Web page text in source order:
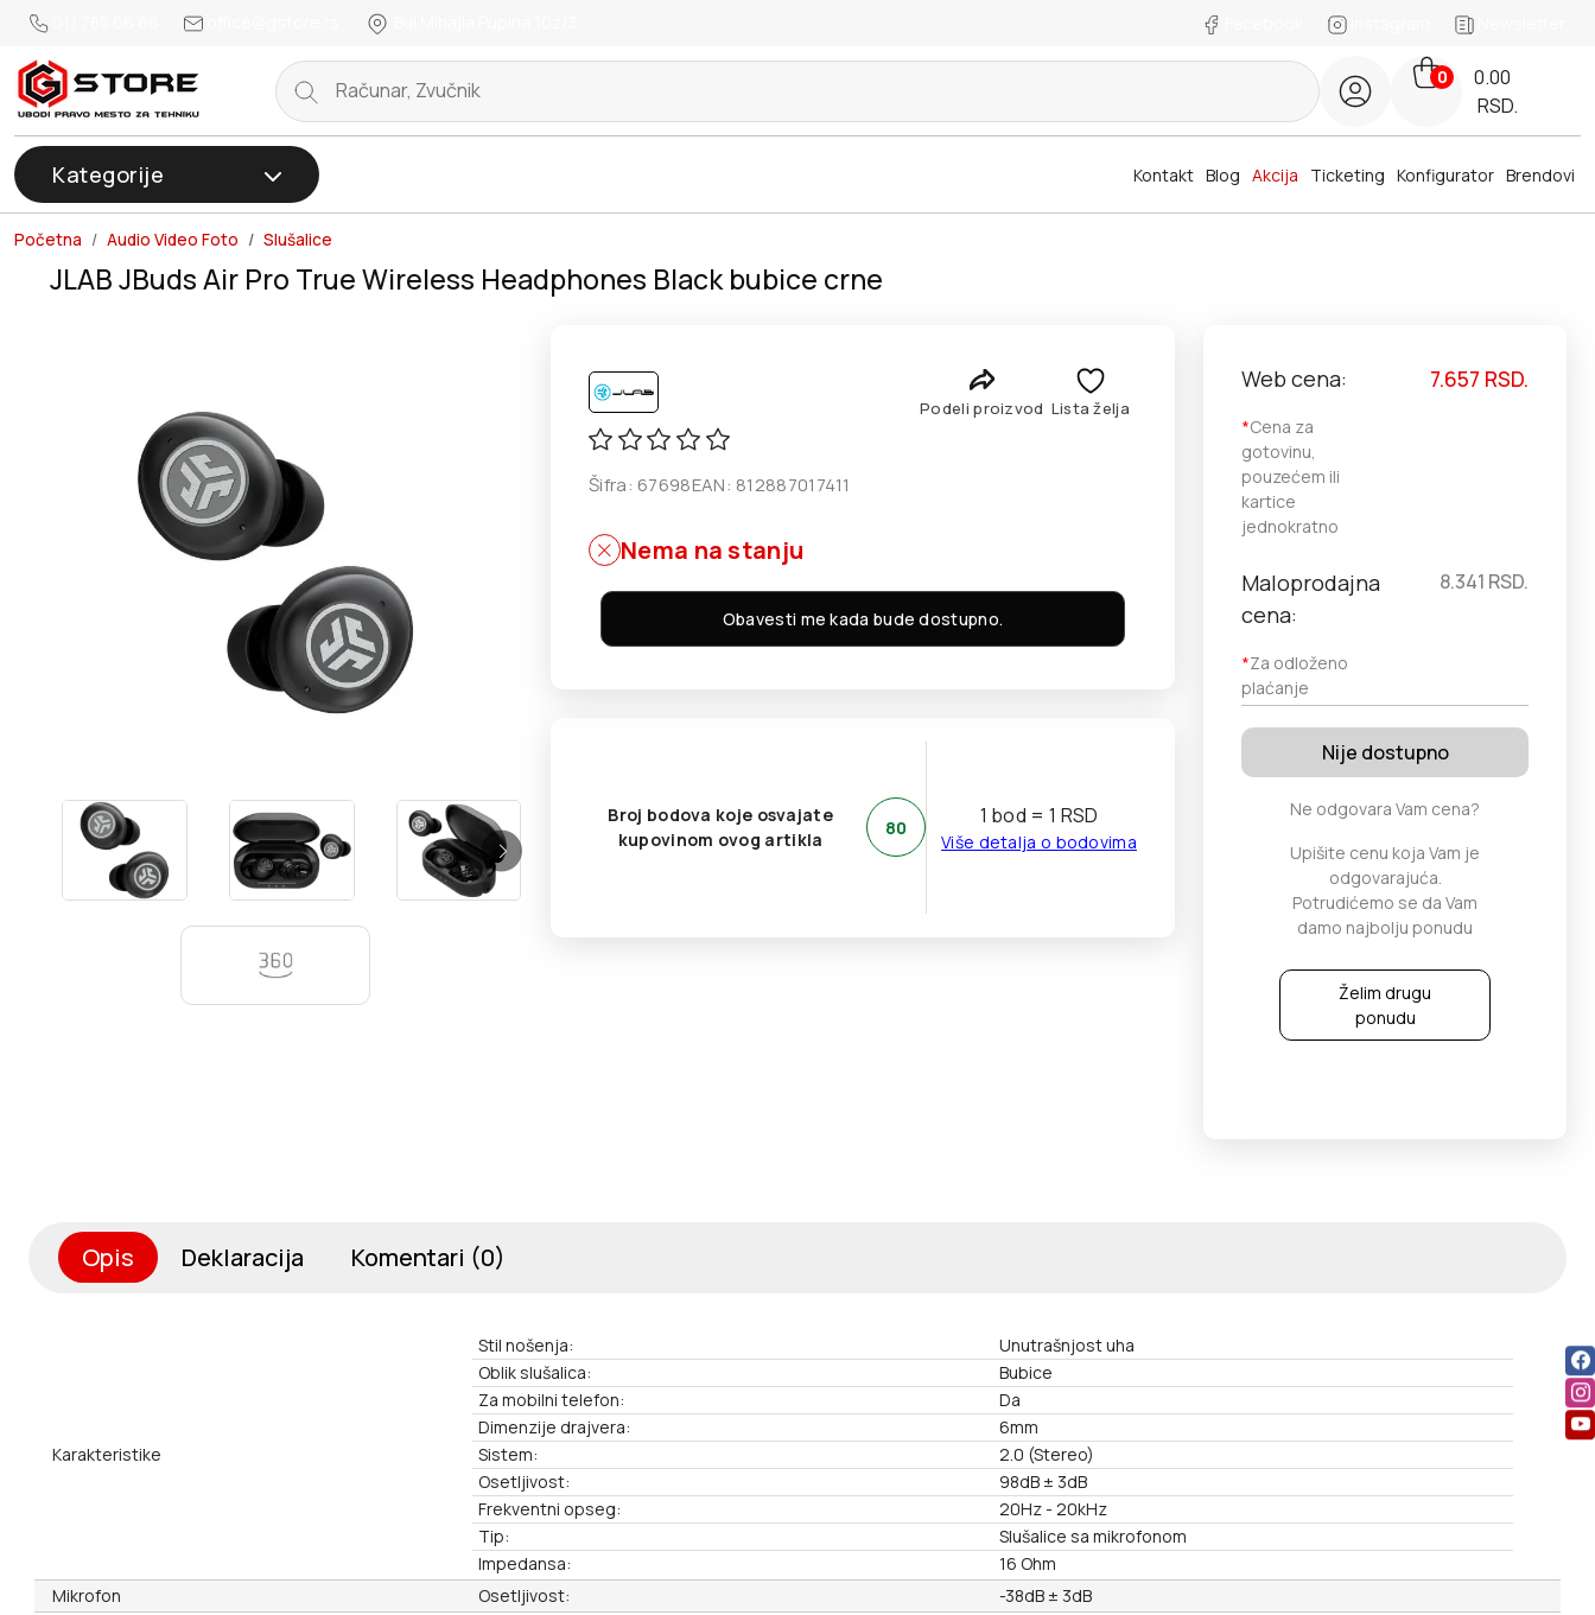
Instagram Newsletter
0
0.00
RSD.
Kategorije Brendovi
Blog Akcija
Kontakt Ticketing Konfigurator
Početna Audio Video Foto Slušalice
JLAB JBuds Air Pro True Wireless Headphones Black bubice crne
Podeli proizvod Lista želja
Šifra: 67698EAN: 812887017411
Nema na stanju
Obavesti me kada bude dostupno.
Broj bodova koje osvajate
kupovinom ovog artikla
80 1 bod = 1 RSD
Više detalja o bodovima
Web cena:
*Cena za
gotovinu,
pouzećem ili
kartice
jednokratno
7.657 RSD.
Maloprodajna
cena:
*Za odloženo
plaćanje
8.341 RSD.
Nije dostupno
Ne odgovara Vam cena?
Upišite cenu koja Vam je
odgovarajuća.
Potrudićemo se da Vam
damo najbolju ponudu
Želim drugu
ponudu
Opis Deklaracija Komentari (0)
Karakteristike
Stil nošenja:
Unutrašnjost uha
Oblik slušalica:
Bubice
Za mobilni telefon:
Da
Dimenzije drajvera:
6mm
Sistem:
2.0 (Stereo)
Osetljivost:
98dB ± 3dB
Frekventni opseg:
20Hz - 20kHz
Tip:
Slušalice sa mikrofonom
Impedansa:
16 Ohm
Mikrofon
Osetljivost: -38dB ± 3dB